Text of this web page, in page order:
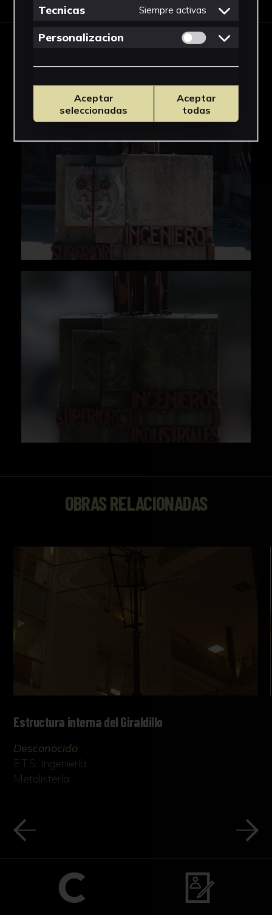
OBRAS RELACIONADAS
Estructura interna del Giraldillo
Desconocido
E.T.S. Ingeniería
Metalistería
Tecnicas Siempre activas
Personalizacion Permitir cookies
Aceptar
seleccionadas
Aceptar
todas